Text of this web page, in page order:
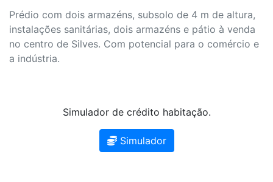
Prédio com dois armazéns, subsolo de 4 m de altura,
instalações sanitárias, dois armazéns e pátio à venda
no centro de Silves. Com potencial para o comércio e
a indústria.
Simulador de crédito habitação.
Simulador